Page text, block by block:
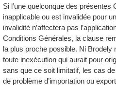
Si l’une quelconque des
inapplicable ou est invalidée pour
invalidité n’affectera pas
Conditions Générales, la clause
la plus proche possible. Ni Brodely
toute inexécution qui aurait pour
sans que ce soit limitatif, les cas
de problème d’importation ou